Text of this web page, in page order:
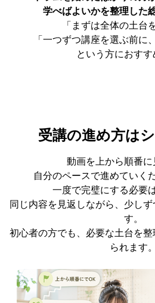
学べばよいかを整理した
「まずは全体の土台
「一つずつ講座を選ぶ前に
という方におすす
受講の進め方は
動画を上から順番に
自分のペースで進めていく
一度で完璧にする必要
同じ内容を見返しながら、少し
す。
初心者の方でも、必要な土台を
られます。